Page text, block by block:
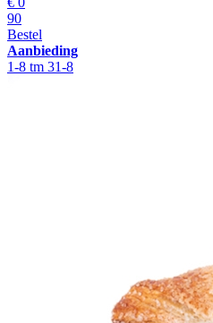
90
Bestel
Aanbieding
1-8 tm 31-8